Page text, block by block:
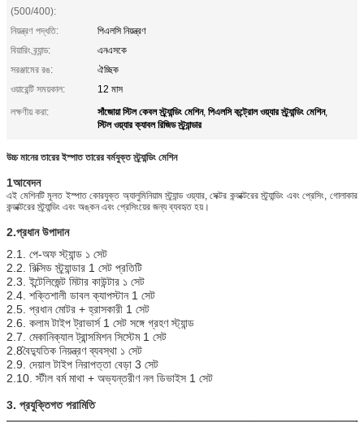
(500/400):
নিয়ন্ত্রণ পদ্ধতি:
পিএলসি নিয়ন্ত্রণ
বিয়ারিং ব্র্যান্ড:
এনএসকে
সরঞ্জামের রঙ:
ঐচ্ছিক
ওয়ারেন্টি সময়কাল:
12 মাস
লক্ষণীয় করা:
সাঁজোয়া স্টিল কেবল স্ট্র্যান্ডিং মেশিন, পিএলসি কন্ট্রোল ওয়্যার স্ট্র্যান্ডিং মেশিন,
স্টিল ওয়্যার ক্যাবল রিজিড স্ট্র্যান্ডার
উচ্চ মানের তারের ইস্পাত তারের বর্মযুক্ত স্ট্র্যান্ডিং মেশিন
1আবেদন
এই মেশিনটি মূলত ইস্পাত কোরযুক্ত অ্যালুমিনিয়াম স্ট্র্যান্ড ওয়্যার, সেক্টর কন্ডাক্টরের স্ট্র্যান্ডিং এবং প্রেসিং, গোলাকার
কন্ডাক্টরের স্ট্র্যান্ডিং এবং অঙ্কন এবং প্রেসিংয়ের জন্য ব্যবহৃত হয়।
2.প্রধান উপাদান
2.1. পে-অফ স্ট্যান্ড ১ সেট
2.2. রিক্সিড স্ট্র্যান্ডার 1 সেট প্রতিটি
2.3. ইন্টেলিজেন্ট মিটার কাউন্টার ১ সেট
2.4. শক্তিশালী ডাবল ক্যাপস্টান 1 সেট
2.5. প্রধান মোটর + হ্রাসকারী 1 সেট
2.6. কলাম টাইপ ট্রাভার্স 1 সেট সঙ্গে গ্রহণ স্ট্যান্ড
2.7. মেকানিক্যাল ট্রান্সমিশন সিস্টেম 1 সেট
2.8বৈদ্যুতিক নিয়ন্ত্রণ ব্যবস্থা ১ সেট
2.9. দেয়াল টাইপ নিরাপত্তা বেড়া 3 সেট
2.10. স্টীল বর্ম মাথা + অভ্যন্তরীণ নল ডিভাইস 1 সেট
3. প্রযুক্তিগত পরামিতি